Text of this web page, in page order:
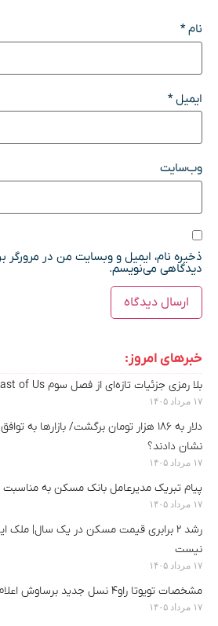
نام*
ایمیل*
وب‌سایت
ذخیره نام، ایمیل و وبسایت من در مرورگر
دیدگاهی می‌نویسم.
خبرهای امروز:
بلا رمزی جزئیات تازه‌ای از فصل سوم The Last of Us فاش کرد
۱۷ مرداد ۱۴۰۵
دلار به ۱۸۶ هزار تومان برگشت/ بازارها
نشان دادند؟
۱۷ مرداد ۱۴۰۵
پیام تبریک مدیرعامل بانک مسکن به مناسبت
۱۷ مرداد ۱۴۰۵
رشد ۲ برابری قیمت مسکن در یک سال| ملک
نیست
۱۷ مرداد ۱۴۰۵
مشخصات تویوتا راو۴ نسل جدید برساوش اعلام شد
۱۷ مرداد ۱۴۰۵